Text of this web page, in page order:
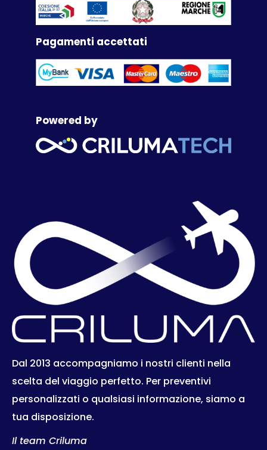
Pagamenti accettati
Powered by
Dal 2013 accompagniamo i nostri clienti nella
scelta del viaggio perfetto. Per preventivi
personalizzati o qualsiasi informazione, siamo a
tua disposizione.
Il team Criluma